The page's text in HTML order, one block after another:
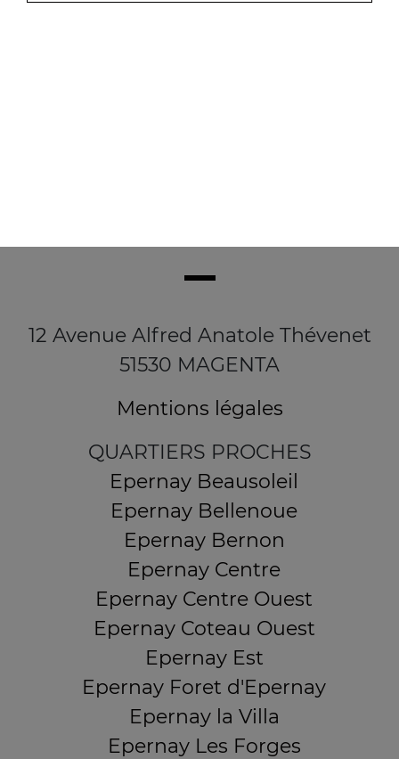
12 Avenue Alfred Anatole Thévenet
51530 MAGENTA
Mentions légales
QUARTIERS PROCHES
Epernay Beausoleil
Epernay Bellenoue
Epernay Bernon
Epernay Centre
Epernay Centre Ouest
Epernay Coteau Ouest
Epernay Est
Epernay Foret d'Epernay
Epernay la Villa
Epernay Les Forges